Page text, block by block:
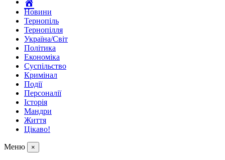
Новини
Тернопіль
Тернопілля
Україна/Світ
Політика
Економіка
Суспільство
Кримінал
Події
Персоналії
Історія
Мандри
Життя
Цікаво!
Меню ×